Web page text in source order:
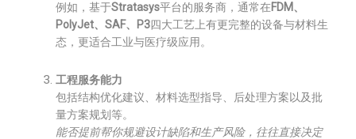
例如，基于Stratasys平台的服务商，通常在FDM、
PolyJet、SAF、P3四大工艺上有更完整的设备与材料生
态，更适合工业与医疗级应用。
工程服务能力
包括结构优化建议、材料选型指导、后处理方案以及批
量方案规划等。
能否提前帮你规避设计缺陷和生产风险，往往直接决定